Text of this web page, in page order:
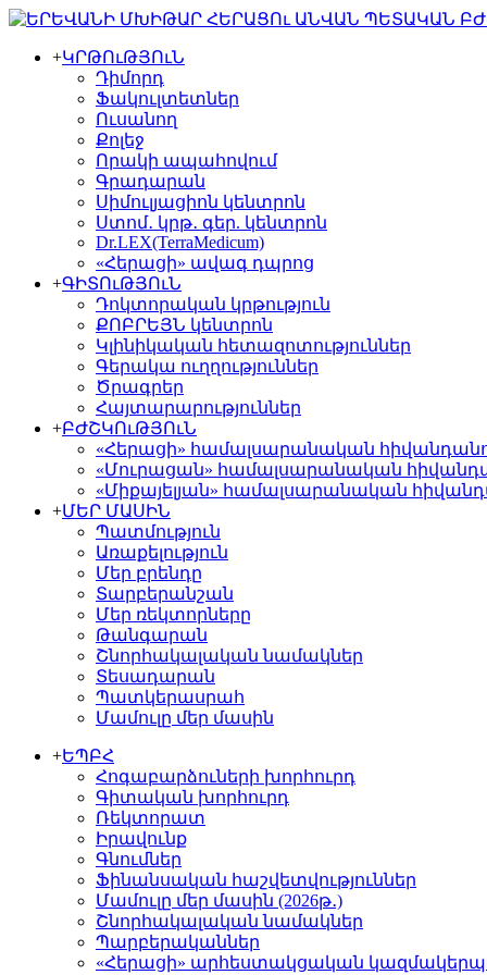
+ԿՐԹՈւԹՅՈւՆ
Դիմորդ
Ֆակուլտետներ
Ուսանող
Քոլեջ
Որակի ապահովում
Գրադարան
Սիմուլյացիոն կենտրոն
Ստոմ․ կրթ․ գեր. կենտրոն
Dr.LEX(TerraMedicum)
«Հերացի» ավագ դպրոց
+ԳԻՏՈւԹՅՈւՆ
Դոկտորական կրթություն
ՔՈԲՐԵՅՆ կենտրոն
Կլինիկական հետազոտություններ
Գերակա ուղղություններ
Ծրագրեր
Հայտարարություններ
+ԲԺՇԿՈւԹՅՈւՆ
«Հերացի» համալսարանական
«Մուրացան» համալսարանական
«Միքայելյան» համալսարանական
+ՄԵՐ ՄԱՍԻՆ
Պատմություն
Առաքելություն
Մեր բրենդը
Տարբերանշան
Մեր ռեկտորները
Թանգարան
Շնորհակալական նամակներ
Տեսադարան
Պատկերասրահ
Մամուլը մեր մասին
+ԵՊԲՀ
Հոգաբարձուների խորհուրդ
Գիտական խորհուրդ
Ռեկտորատ
Իրավունք
Գնումներ
Ֆինանսական հաշվետվություններ
Մամուլը մեր մասին (2026թ․)
Շնորհակալական նամակներ
Պարբերականներ
«Հերացի» արհեստակցական